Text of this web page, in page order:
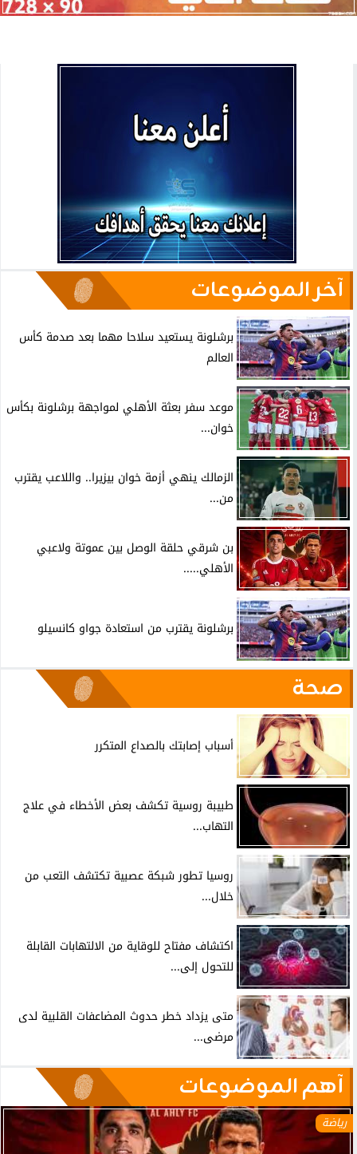
آخر الموضوعات
برشلونة يستعيد سلاحا مهما بعد صدمة كأس
العالم
موعد سفر بعثة الأهلي لمواجهة برشلونة بكأس
خوان...
الزمالك ينهي أزمة خوان بيزيرا.. واللاعب يقترب
من...
بن شرقي حلقة الوصل بين عموتة ولاعبي
الأهلي.....
برشلونة يقترب من استعادة جواو كانسيلو
صحة
أسباب إصابتك بالصداع المتكرر
طبيبة روسية تكشف بعض الأخطاء في علاج
التهاب...
روسيا تطور شبكة عصبية تكتشف التعب من
خلال...
اكتشاف مفتاح للوقاية من الالتهابات القابلة
للتحول إلى...
متى يزداد خطر حدوث المضاعفات القلبية لدى
مرضى...
آهم الموضوعات
رياضة